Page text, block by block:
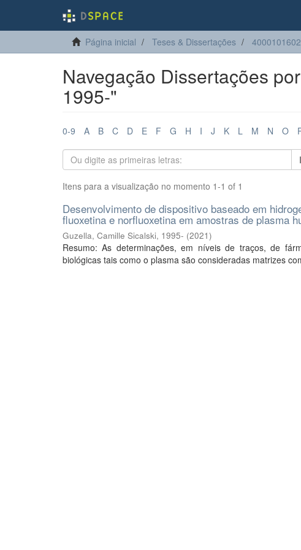
Página inicial Teses & Dissertações
Navegação Dissertações
1995-"
0-9 A B C D E F G H I J K L M N O
Itens para a visualização no momento 1-1 of 1
Desenvolvimento de dispositivo baseado em
fluoxetina e norfluoxetina em amostras de plasma
Guzella, Camille Sicalski, 1995- (2021)
Resumo: As determinações, em níveis de traços, de
biológicas tais como o plasma são consideradas matrizes